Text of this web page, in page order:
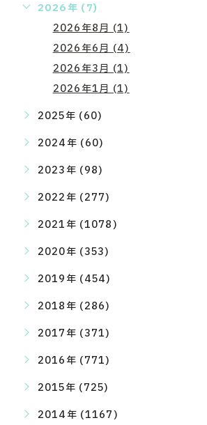
2026年 (7)
2026年8月 (1)
2026年6月 (4)
2026年3月 (1)
2026年1月 (1)
2025年 (60)
2024年 (60)
2023年 (98)
2022年 (277)
2021年 (1078)
2020年 (353)
2019年 (454)
2018年 (286)
2017年 (371)
2016年 (771)
2015年 (725)
2014年 (1167)